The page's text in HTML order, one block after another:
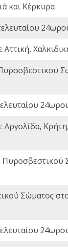
και Κέρκυρα
Σώματος